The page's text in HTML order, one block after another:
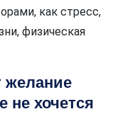
как стресс,
физическая
желание
не хочется